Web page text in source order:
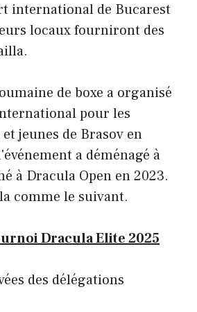
international de Bucarest
locaux fourniront des
de boxe a organisé
pour les
jeunes de Brasov en
a déménagé à
à Dracula Open en 2023.
comme le suivant.
Dracula Elite 2025
des délégations